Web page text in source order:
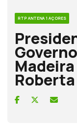
RTP ANTENA 1 AÇORES